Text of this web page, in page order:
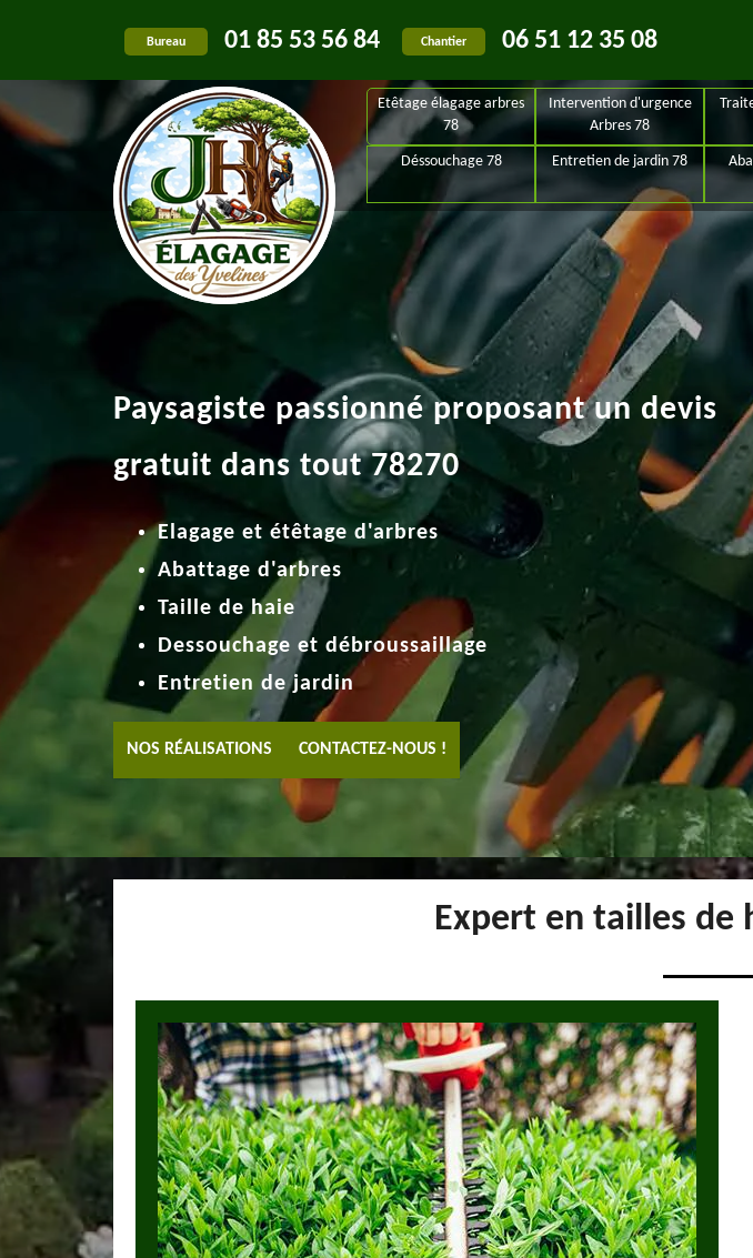
Bureau 01 85 53 56 84 Chantier 06 51 12 35 08
Etêtage élagage arbres
78
Intervention d'urgence
Arbres 78
Déssouchage 78 Entretien de jardin 78
Paysagiste passionné proposant un devis
gratuit dans tout 78270
Elagage et étêtage d'arbres
Abattage d'arbres
Taille de haie
Dessouchage et débroussaillage
Entretien de jardin
NOS RÉALISATIONS CONTACTEZ-NOUS !
Expert en tailles de